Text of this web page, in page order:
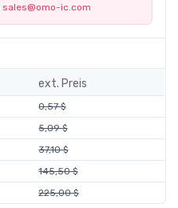
sales@omo-ic.com
ext. Preis
0,57 $
5,09 $
37,10 $
145,50 $
225,00 $